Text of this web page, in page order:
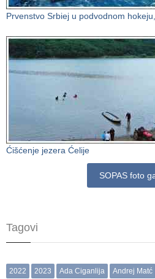
Prvenstvo Srbiej u podvodnom
Ćišćenje jezera Ćelije
SOPAS foto
Tagovi
2022 2023 Ada Ciganlija Andrej Matć